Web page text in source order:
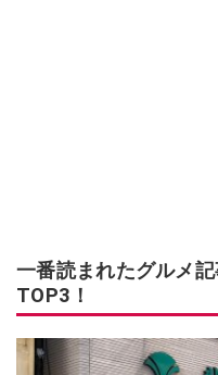
一番読まれたグルメ
TOP3！